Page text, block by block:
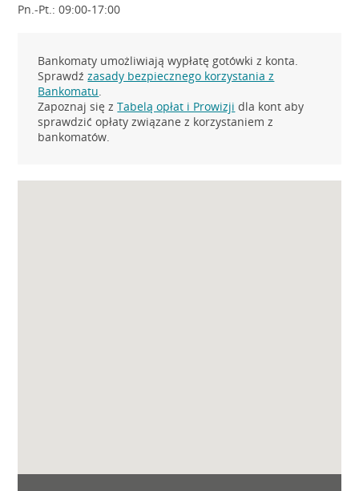
Pn.-Pt.: 09:00-17:00
Bankomaty umożliwiają wypłatę gotówki z konta.
Sprawdźzasady bezpiecznego korzystania z
Bankomatu.
Zapoznaj się zTabelą opłat i Prowizji dla kont aby
sprawdzić opłaty związane z korzystaniem z
bankomatów.